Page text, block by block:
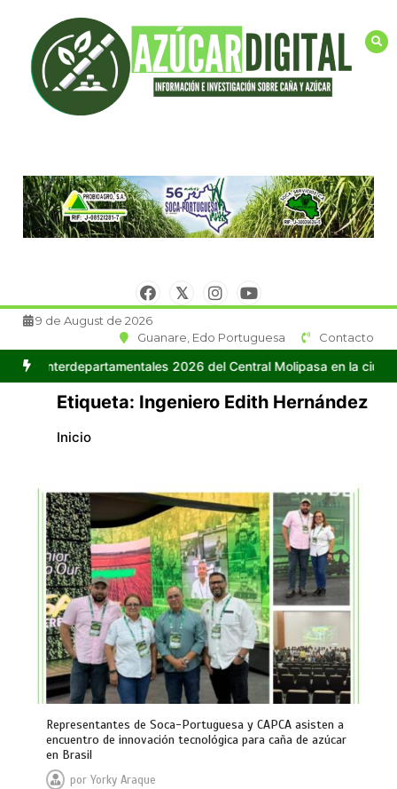
contenido
9 de August de 2026
Guanare, Edo Portuguesa
Contacto
2026 del Central Molipasa en la ciudad de Guanare
Etiqueta: Ingeniero Edith Hernández
Inicio
Representantes de Soca-Portuguesa y CAPCA asisten a
encuentro de innovación tecnológica para caña de azúcar
en Brasil
porYorky Araque